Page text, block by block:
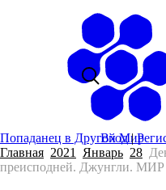
Попаданец в Другой Мир
Вход|
Главная 2021 Январь 28
преисподней. Джунгли.